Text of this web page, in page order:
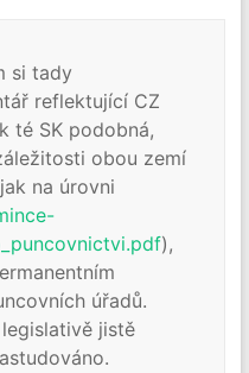
si tady
reflektující CZ
té SK podobná,
obou zemí
na úrovni
),
úřadů.
jistě